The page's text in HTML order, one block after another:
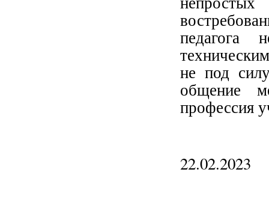
педагога
не под
общение
профессия
22.02.2023